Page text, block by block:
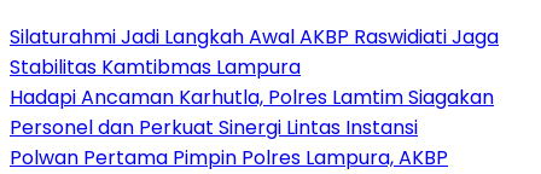
Silaturahmi Jadi Langkah Awal AKBP Raswidiati Jaga
Stabilitas Kamtibmas Lampura
Hadapi Ancaman Karhutla, Polres Lamtim Siagakan
Personel dan Perkuat Sinergi Lintas Instansi
Polwan Pertama Pimpin Polres Lampura, AKBP